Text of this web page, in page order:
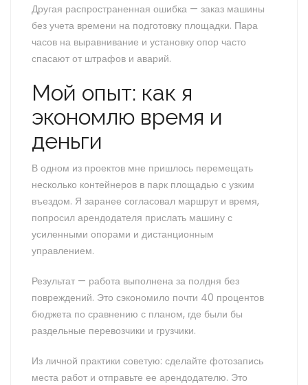
Другая распространенная ошибка — заказ машины
без учета времени на подготовку площадки. Пара
часов на выравнивание и установку опор часто
спасают от штрафов и аварий.
Мой опыт: как я
экономлю время и
деньги
В одном из проектов мне пришлось перемещать
несколько контейнеров в парк площадью с узким
въездом. Я заранее согласовал маршрут и время,
попросил арендодателя прислать машину с
усиленными опорами и дистанционным
управлением.
Результат — работа выполнена за полдня без
повреждений. Это сэкономило почти 40 процентов
бюджета по сравнению с планом, где были бы
раздельные перевозчики и грузчики.
Из личной практики советую: сделайте фотозапись
места работ и отправьте ее арендодателю. Это